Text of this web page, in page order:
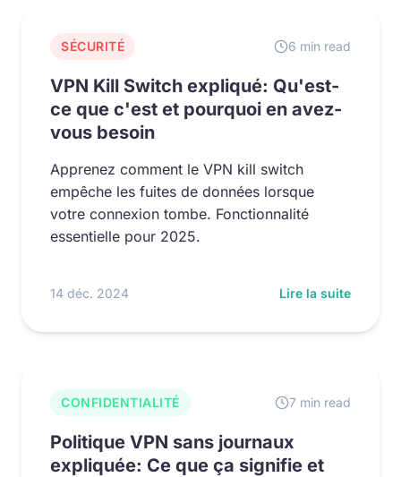
SÉCURITÉ 6 min read
VPN Kill Switch expliqué: Qu'est-
ce que c'est et pourquoi en avez-
vous besoin
Apprenez comment le VPN kill switch
empêche les fuites de données lorsque
votre connexion tombe. Fonctionnalité
essentielle pour 2025.
14 déc. 2024 Lire la suite
CONFIDENTIALITÉ 7 min read
Politique VPN sans journaux
expliquée: Ce que ça signifie et